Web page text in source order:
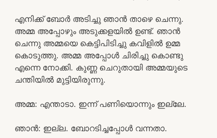
എനിക്ക് ബോർ അടിച്ചു ഞാൻ താഴെ ചെന്നു.
അമ്മ അപ്പോഴും അടുക്കളയിൽ ഉണ്ട്. ഞാൻ
ചെന്നു അമ്മയെ കെട്ടിപിടിച്ചു കവിളിൽ ഉമ്മ
കൊടുത്തു. അമ്മ അപ്പോൾ ചിരിച്ചു കൊണ്ടു
എന്നെ നോക്കി. കുണ്ണ ചെറുതായി അമ്മയുടെ
ചന്തിയിൽ മുട്ടിയിരുന്നു.
അമ്മ: എന്താടാ. ഇന്ന് പണിയൊന്നും ഇല്ലേ.
ഞാൻ: ഇല്ല. ബോറടിച്ചപ്പോൾ വന്നതാ.